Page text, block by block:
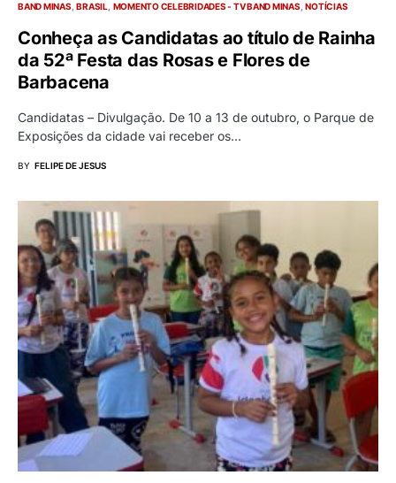
BAND MINAS BRASIL MOMENTO CELEBRIDADES - TV BAND MINAS NOTÍCIAS
Conheça as Candidatas ao título de Rainha
da 52ª Festa das Rosas e Flores de
Barbacena
Candidatas – Divulgação. De 10 a 13 de outubro, o Parque de
Exposições da cidade vai receber os…
BY FELIPE DE JESUS